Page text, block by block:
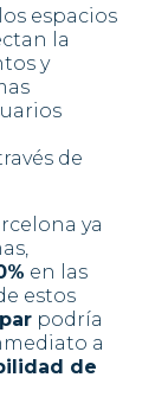
espacios
la
y
de
ya
en las
estos
podría
a
de